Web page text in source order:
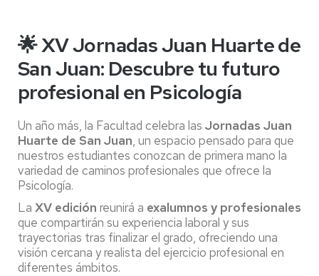
🌟 XV Jornadas Juan Huarte de
San Juan: Descubre tu futuro
profesional en Psicología
Un año más, la Facultad celebra las Jornadas Juan
Huarte de San Juan, un espacio pensado para que
nuestros estudiantes conozcan de primera mano la
variedad de caminos profesionales que ofrece la
Psicología.
La XV edición reunirá a exalumnos y profesionales
que compartirán su experiencia laboral y sus
trayectorias tras finalizar el grado, ofreciendo una
visión cercana y realista del ejercicio profesional en
diferentes ámbitos.